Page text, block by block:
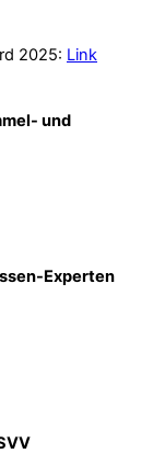
2025: Link
und
Experten